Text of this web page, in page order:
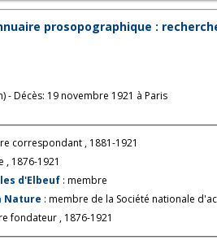
prosopographique :
- Décès: 19 novembre 1921 à Paris
correspondant , 1881-1921
, 1876-1921
d'Elbeuf : membre
Nature : membre de la Société nationale
fondateur , 1876-1921